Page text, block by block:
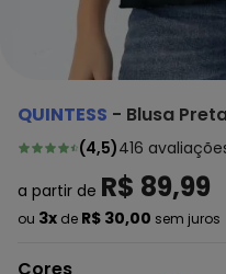
QUINTESS - Blusa
(4,5)416
a partir de R$ 89,99
ou 3x de R$ 30,00 sem juros